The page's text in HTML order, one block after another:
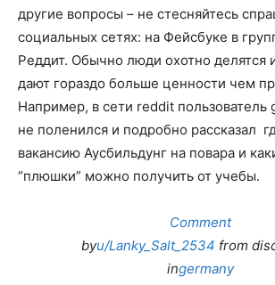
другие вопросы – не стесняйтесь
социальных сетях: на Фейсбуке в
Реддит. Обычно люди охотно делятся
дают гораздо больше ценности чем
Например, в сети reddit
не поленился и подробно рассказал
вакансию Аусбильдунг на повара и
“плюшки” можно получить от учебы.
Comment
byu/Lanky_Salt_2534 from
ingermany